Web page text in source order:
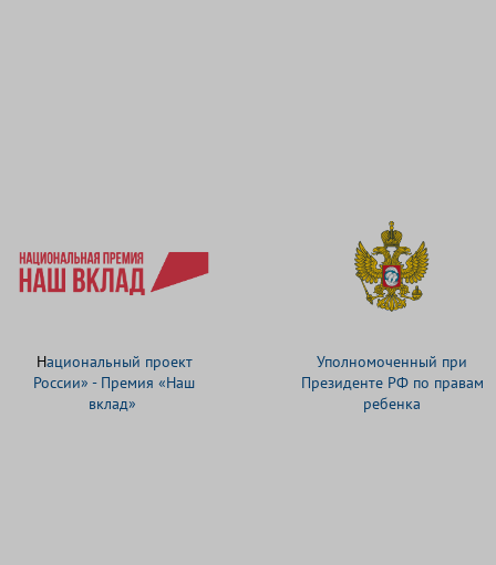
Уполномоченный при
Президенте РФ по правам
ребенка
Национальный проект
России» - Премия «Наш
вклад»